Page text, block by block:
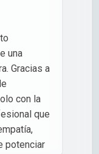
una
Gracias a
con la
que
potenciar